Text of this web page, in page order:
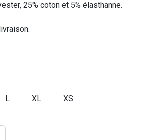
25% coton et 5% élasthanne.
L XL XS